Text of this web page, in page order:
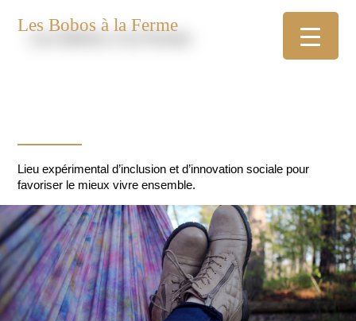
Les Bobos à la Ferme
Lieu expérimental d’inclusion et d’innovation sociale pour
favoriser le mieux vivre ensemble.